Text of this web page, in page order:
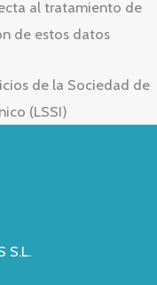
al tratamiento de
de estos datos
de la Sociedad de
(LSSI)
S.L.